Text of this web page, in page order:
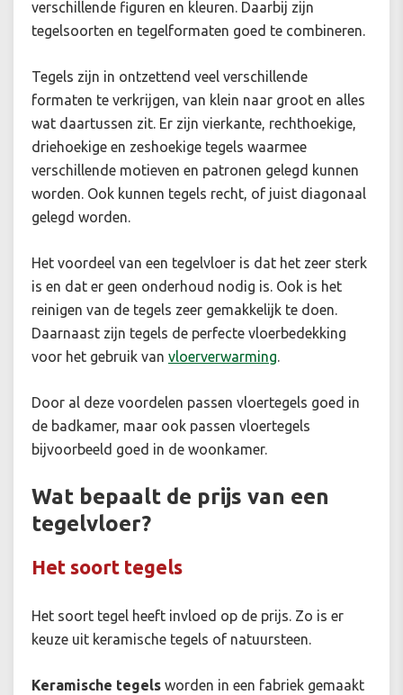
verschillende figuren en kleuren. Daarbij zijn
tegelsoorten en tegelformaten goed te combineren.
Tegels zijn in ontzettend veel verschillende
formaten te verkrijgen, van klein naar groot en alles
wat daartussen zit. Er zijn vierkante, rechthoekige,
driehoekige en zeshoekige tegels waarmee
verschillende motieven en patronen gelegd kunnen
worden. Ook kunnen tegels recht, of juist diagonaal
gelegd worden.
Het voordeel van een tegelvloer is dat het zeer sterk
is en dat er geen onderhoud nodig is. Ook is het
reinigen van de tegels zeer gemakkelijk te doen.
Daarnaast zijn tegels de perfecte vloerbedekking
voor het gebruik van vloerverwarming.
Door al deze voordelen passen vloertegels goed in
de badkamer, maar ook passen vloertegels
bijvoorbeeld goed in de woonkamer.
Wat bepaalt de prijs van een
tegelvloer?
Het soort tegels
Het soort tegel heeft invloed op de prijs. Zo is er
keuze uit keramische tegels of natuursteen.
Keramische tegels worden in een fabriek gemaakt